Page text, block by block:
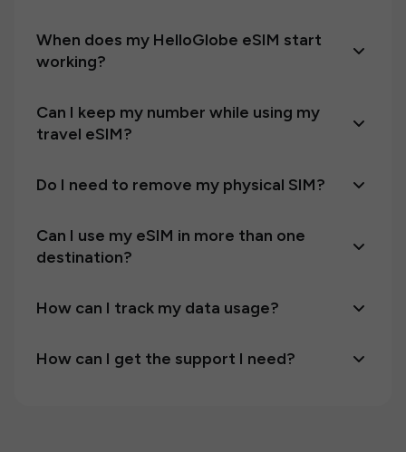
When does my HelloGlobe eSIM start
working?
Can I keep my number while using my
travel eSIM?
Do I need to remove my physical SIM?
Can I use my eSIM in more than one
destination?
How can I track my data usage?
How can I get the support I need?